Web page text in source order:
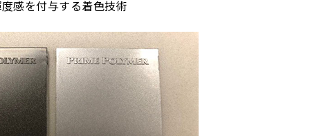
感を付与する着色技術